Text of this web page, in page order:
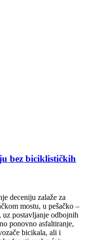
bez biciklističkih
deceniju zalaže za
mostu, u pešačko –
postavljanje odbojnih
ponovno asfaltiranje,
bicikala, ali i